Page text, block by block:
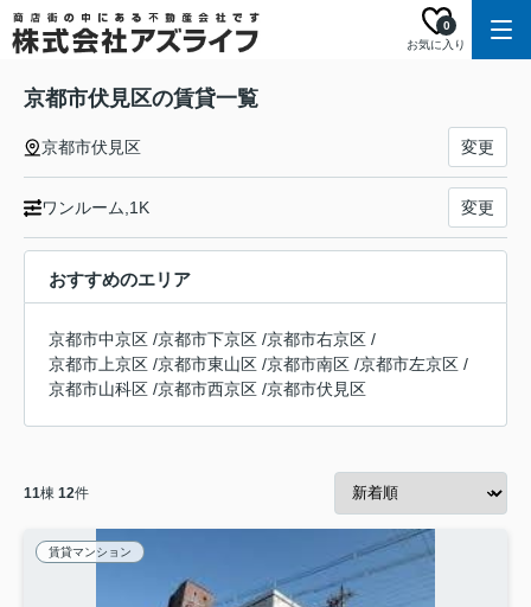
お気に入り
0
京都市伏見区の賃貸一覧
京都市伏見区 変更
ワンルーム,1K 変更
おすすめのエリア
京都市中京区 /京都市下京区 /京都市右京区 /
京都市上京区 /京都市東山区 /京都市南区 /京都市左京区 /
京都市山科区 /京都市西京区 /京都市伏見区
11棟 12件
賃貸マンション